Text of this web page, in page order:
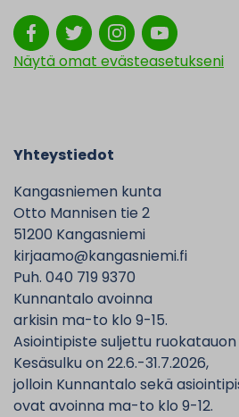
Näytä omat evästeasetukseni
Yhteystiedot
Kangasniemen kunta
Otto Mannisen tie 2
51200 Kangasniemi
kirjaamo@kangasniemi.fi
Puh. 040 719 9370
Kunnantalo avoinna
arkisin ma-to klo 9-15.
Asiointipiste suljettu ruokatauon
Kesäsulku on 22.6.-31.7.2026,
jolloin Kunnantalo sekä
ovat avoinna ma-to klo 9-12.